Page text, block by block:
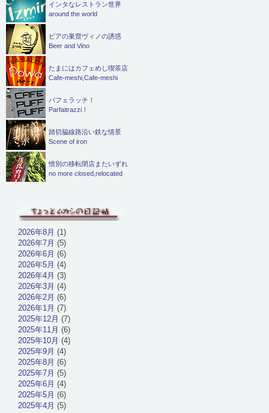
インタなレストラン世界
around the world
ビアの巣窟ヴィノの誘惑
Beer and Vino
たまにはカフェめし喫茶店
Cafe-meshi,Cafe-meshi
パフェラッチ！
Parfaitrazzi！
踏切脇線路沿い鉄な情景
Scene of iron
惜別の移転閉店またいずれ
no more closed,relocated
2026年8月 (1)
2026年7月 (5)
2026年6月 (6)
2026年5月 (4)
2026年4月 (3)
2026年3月 (4)
2026年2月 (6)
2026年1月 (7)
2025年12月 (7)
2025年11月 (6)
2025年10月 (4)
2025年9月 (4)
2025年8月 (6)
2025年7月 (5)
2025年6月 (4)
2025年5月 (6)
2025年4月 (5)